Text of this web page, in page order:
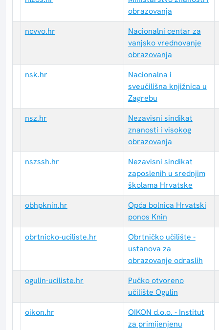
obrazovanja
ncvvo.hr
Nacionalni centar za
vanjsko vrednovanje
obrazovanja
nsk.hr
Nacionalna i
sveučilišna knjižnica u
Zagrebu
nsz.hr
Nezavisni sindikat
znanosti i visokog
obrazovanja
nszssh.hr
Nezavisni sindikat
zaposlenih u srednjim
školama Hrvatske
obhpknin.hr
Opća bolnica Hrvatski
ponos Knin
obrtnicko-uciliste.hr
Obrtničko učilište -
ustanova za
obrazovanje odraslih
ogulin-uciliste.hr
Pučko otvoreno
učilište Ogulin
oikon.hr
OIKON d.o.o. - Institut
za primijenjenu